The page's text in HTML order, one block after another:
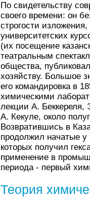
По свидетельству
своего времени: он
строгости
университетских
(их посещение
театральным
общества,
хозяйству. Большое
его командировка в
химическими
лекции А.
А. Кекуле, около
Возвратившись в
продолжил начатые
которых получил
применение в
периода - первый
Теория